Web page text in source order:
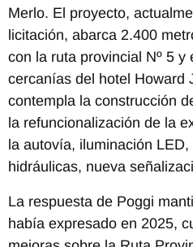
Merlo. El proyecto,
licitación, abarca 2.400
con la ruta provincial Nº 5 y
cercanías del hotel Howard
contempla la construcción
la refuncionalización de la
la autovía, iluminación
hidráulicas, nueva
La respuesta de Poggi
había expresado en 2025,